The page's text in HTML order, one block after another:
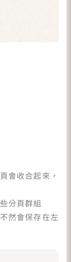
會收合起來，
分頁群組
然會保存在左